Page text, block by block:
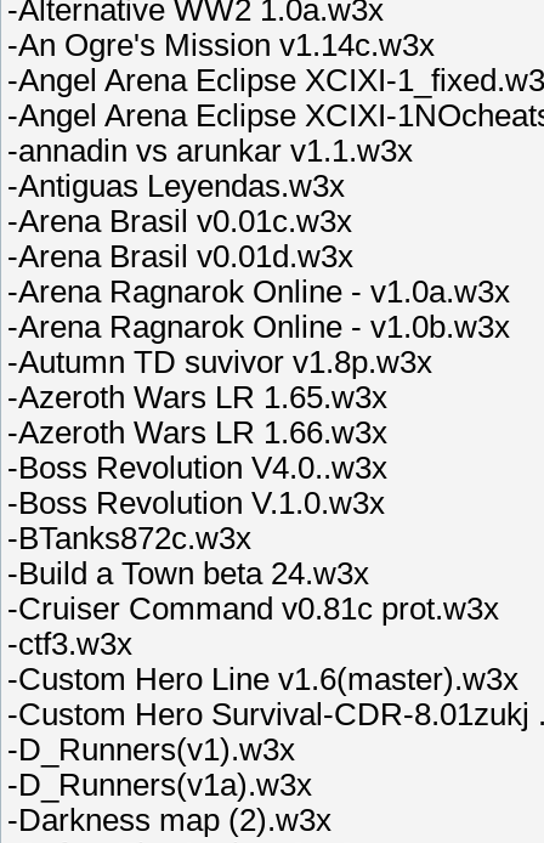
-Alternative WW2 1.0a.w3x
-An Ogre's Mission v1.14c.w3x
-Angel Arena Eclipse XCIXI-
-Angel Arena Eclipse XCIXI-
-annadin vs arunkar v1.1.w3x
-Antiguas Leyendas.w3x
-Arena Brasil v0.01c.w3x
-Arena Brasil v0.01d.w3x
-Arena Ragnarok Online - v1.0a.w3x
-Arena Ragnarok Online - v1.0b.w3x
-Autumn TD suvivor v1.8p.w3x
-Azeroth Wars LR 1.65.w3x
-Azeroth Wars LR 1.66.w3x
-Boss Revolution V4.0..w3x
-Boss Revolution V.1.0.w3x
-BTanks872c.w3x
-Build a Town beta 24.w3x
-Cruiser Command v0.81c prot.w3x
-ctf3.w3x
-Custom Hero Line v1.6(master).w3x
-Custom Hero Survival-CDR-8.01zukj
-D_Runners(v1).w3x
-D_Runners(v1a).w3x
-Darkness map (2).w3x